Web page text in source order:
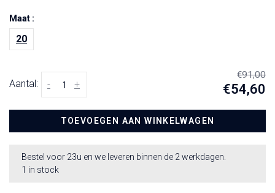
Maat :
20
Aantal: +
-
€91,00
€54,60
TOEVOEGEN AAN WINKELWAGEN
Bestel voor 23u en we leveren binnen de 2 werkdagen.
1 in stock